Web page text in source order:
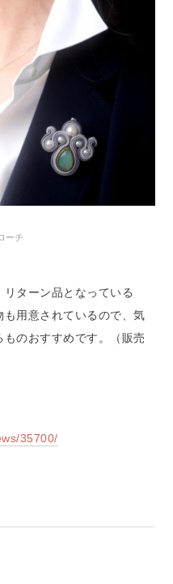
ーチ
ターン品となっている
も用意されているので、気
のおすすめです。（販売
35700/